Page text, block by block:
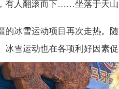
人翻滚而下……坐落于天山山
雪运动项目再次走热。随
冰雪运动也在各项利好因素